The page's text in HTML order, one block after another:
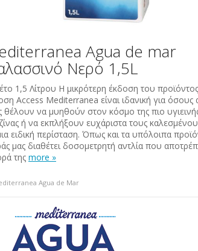
Agua de mar
Νερό 1,5L
1,5 Λίτρου Η μικρότερη έκδοση του
Access Mediterranea είναι ιδανική για όσους
θέλουν να μυηθούν στον κόσμο της πιο
ή να εκπλήξουν ευχάριστα τους
ειδική περίσταση. Όπως και τα υπόλοιπα
μας διαθέτει δοσομετρητή αντλία που
της more »
Agua de Mar